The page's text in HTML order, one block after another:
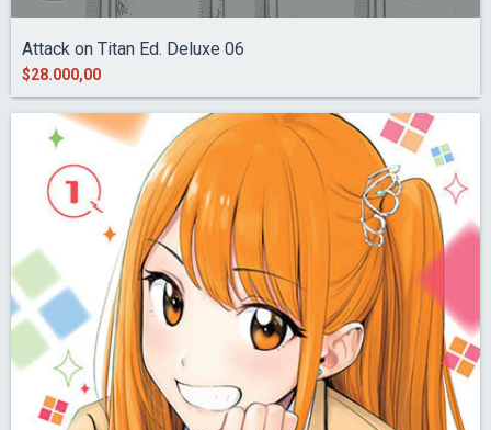
Attack on Titan Ed. Deluxe 06
$28.000,00